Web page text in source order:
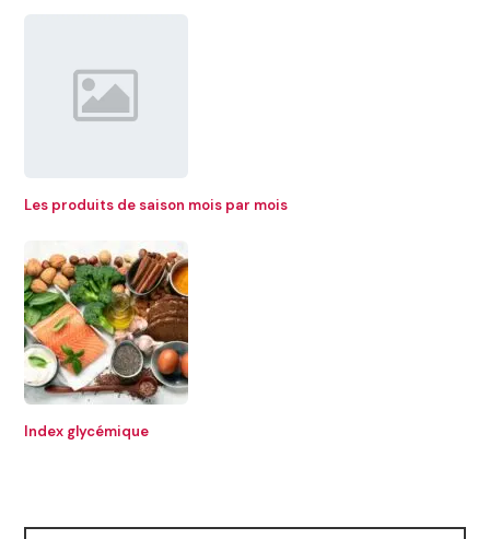
Les produits de saison mois par mois
Index glycémique